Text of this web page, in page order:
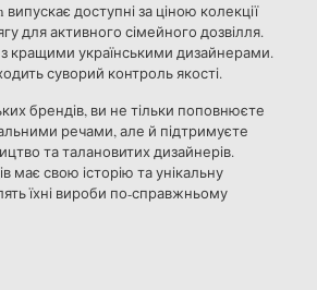
доступні за ціною колекції
для активного сімейного дозвілля.
кращими українськими дизайнерами.
суворий контроль якості.
брендів, ви не тільки поповнюєте
речами, але й підтримуєте
та талановитих дизайнерів.
має свою історію та унікальну
їхні вироби по-справжньому